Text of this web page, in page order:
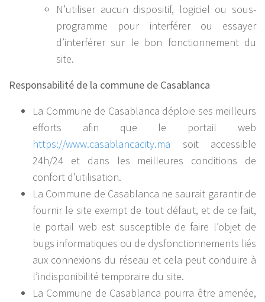
N’utiliser aucun dispositif, logiciel ou sous-
programme pour interférer ou essayer
d’interférer sur le bon fonctionnement du
site.
Responsabilité de la commune de Casablanca
La Commune de Casablanca déploie ses meilleurs
efforts afin que le portail web
https://www.casablancacity.ma soit accessible
24h/24 et dans les meilleures conditions de
confort d’utilisation.
La Commune de Casablanca ne saurait garantir de
fournir le site exempt de tout défaut, et de ce fait,
le portail web est susceptible de faire l’objet de
bugs informatiques ou de dysfonctionnements liés
aux connexions du réseau et cela peut conduire à
l’indisponibilité temporaire du site.
La Commune de Casablanca pourra être amenée,